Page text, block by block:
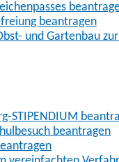
beantragen
und Gartenbau
STIPENDIUM
beantragen